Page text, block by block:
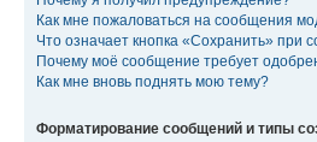
Как мне пожаловаться на сообщения
Что означает кнопка «Сохранить» при
Почему моё сообщение требует
Как мне вновь поднять мою тему?
Форматирование сообщений и типы